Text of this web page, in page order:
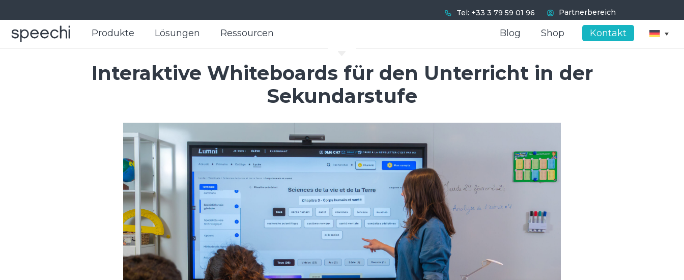
Tel: +33 3 79 59 01 96 Partnerbereich
Produkte Lösungen Ressourcen Kontakt
Shop
Blog
Produkte Lösungen Ressourcen Kontakt
Shop
Blog
Interaktive Whiteboards für den Unterricht in der
Sekundarstufe